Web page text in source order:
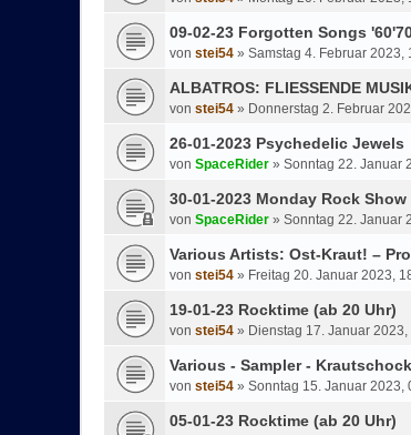
09-02-23 Forgotten Songs
von stei54 » Samstag 4. Februar 2023,
ALBATROS: FLIESSENDE
von stei54 » Donnerstag 2. Februar
26-01-2023 Psychedelic Jewels
von SpaceRider » Sonntag 22. Januar
30-01-2023 Monday Rock Show
von SpaceRider » Sonntag 22. Januar
Various Artists: Ost-Kraut! –
von stei54 » Freitag 20. Januar 2023,
19-01-23 Rocktime (ab 20 Uhr)
von stei54 » Dienstag 17. Januar 2023,
Various - Sampler -
von stei54 » Sonntag 15. Januar 2023,
05-01-23 Rocktime (ab 20 Uhr)